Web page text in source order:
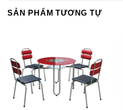
SẢN PHẨM TƯƠNG TỰ